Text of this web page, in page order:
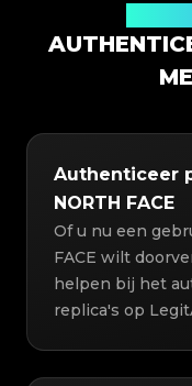
Authenticeer
NORTH FACE
Of u nu een
FACE wilt
helpen bij het
replica's op